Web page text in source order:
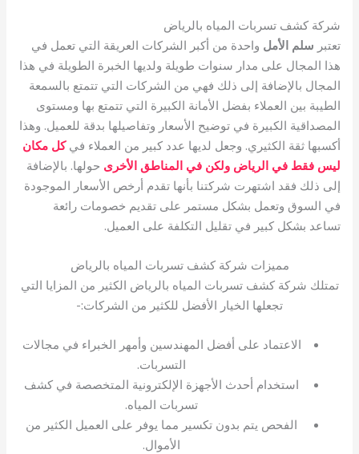
شركة كشف تسربات المياه بالرياض
تعتبر سلم الأمل واحدة من أكبر الشركات العريقة التي تعمل في
هذا المجال على مدار سنوات طويلة ولديها الخبرة الطويلة في هذا
المجال بالإضافة إلى ذلك فهي من الشركات التي تتمتع بالسمعة
الطيبة بين العملاء بفضل الأمانة الكبيرة التي تتمتع بها ومستوى
المصداقية الكبيرة في توضيح الأسعار وتفاصيلها بدقة للعميل. وهذا
أكسبها ثقة الكثيري. وجعل لديها عدد كبير من العملاء فيكل مكان
ليس فقط في الرياض ولكن في المناطق الأخرى حولها. بالإضافة
إلى ذلك فقد اشتهرت شركتنا بأنها تقدم أرخص الأسعار الموجودة
في السوق وتعمل بشكل مستمر على تقديم خصومات رائعة
تساعد بشكل كبير في تقليل التكلفة على العميل.
مميزات شركة كشف تسربات المياه بالرياض
تمتلك شركة كشف تسربات المياه بالرياض الكثير من المزايا التي
تجعلها الخيار الأفضل للكثير من الشركات:-
الاعتماد على أفضل المهندسين وأمهر الخبراء في مجالات
التسربات.
استخدام أحدث الأجهزة الإلكترونية المتخصصة في كشف
تسربات المياه.
الفحص يتم بدون تكسير مما يوفر على العميل الكثير من
الأموال.